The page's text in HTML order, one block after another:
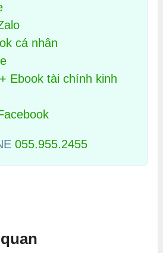
cá nhân
Ebook tài chính kinh
055.955.2455